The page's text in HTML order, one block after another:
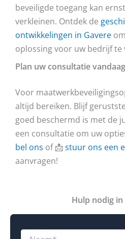
beveiligde toegang kan
verkleinen. Ontdek de
ontwikkelingen in Gavere
oplossing voor uw bedrijf te
Plan uw consultatie
Voor
altijd bereiken. Blijf
goed beschermd is met de
een consultatie om uw
bel ons of 📩stuur ons een
aanvragen!
Hulp nodig in
N